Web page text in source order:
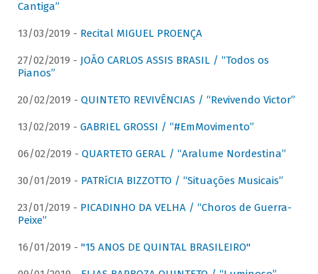
Cantiga”
13/03/2019 - Recital MIGUEL PROENÇA
27/02/2019 - JOÃO CARLOS ASSIS BRASIL / “Todos os
Pianos”
20/02/2019 - QUINTETO REVIVÊNCIAS / “Revivendo Victor”
13/02/2019 - GABRIEL GROSSI / “#EmMovimento”
06/02/2019 - QUARTETO GERAL / “Aralume Nordestina”
30/01/2019 - PATRíCIA BIZZOTTO / “Situações Musicais”
23/01/2019 - PICADINHO DA VELHA / “Choros de Guerra-
Peixe”
16/01/2019 - "15 ANOS DE QUINTAL BRASILEIRO"